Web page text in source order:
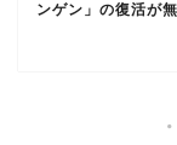
ンゲン」の復活が